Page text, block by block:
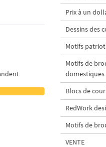
Prix à un
Dessins des
Motifs
Motifs de
domestiques
Blocs de
RedWork
Motifs de
VENTE